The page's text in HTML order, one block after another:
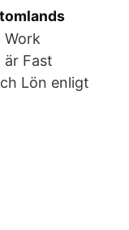
Work
Fast
Lön enligt